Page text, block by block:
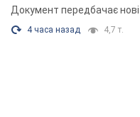
Документ передбачає
4 часа назад 4,7 т.